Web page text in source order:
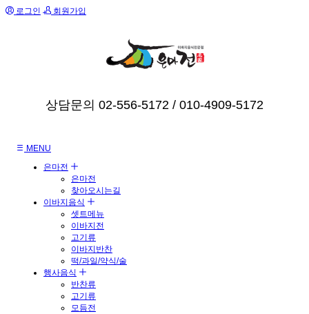
로그인 회원가입
상담문의 02-556-5172 / 010-4909-5172
MENU
은마전
은마전
찾아오시는길
이바지음식
셋트메뉴
이바지전
고기류
이바지반찬
떡/과일/약식/술
행사음식
반찬류
고기류
모듬전